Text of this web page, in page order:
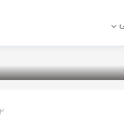
2 سال پیش